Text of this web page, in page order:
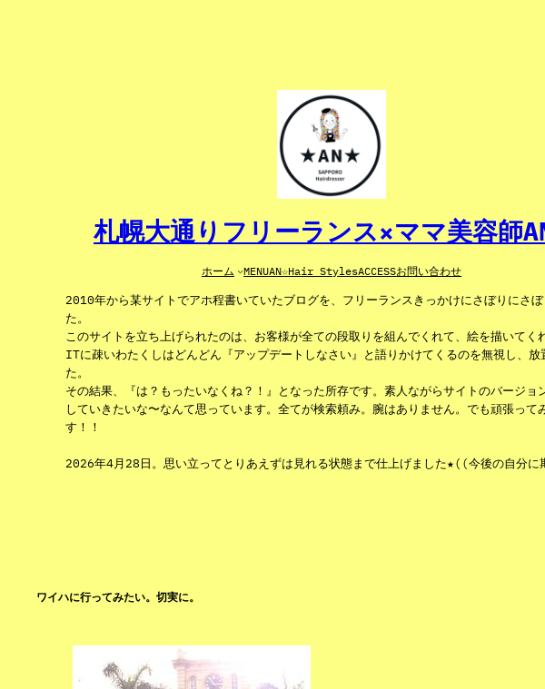
札幌大通りフリーランス×ママ美容師
ホーム MENUAN☆Hair StylesACCESSお問い合わせ
2010年から某サイトでアホ程書いていたブログを、フリーランスきっかけにさぼりにさぼ
た。
このサイトを立ち上げられたのは、お客様が全ての段取りを組んでくれて、絵を描いてく
ITに疎いわたくしはどんどん『アップデートしなさい』と語りかけてくるのを無視し、放
た。
その結果、『は？もったいなくね？！』となった所存です。素人ながらサイトのバージョ
していきたいな〜なんて思っています。全てが検索頼み。腕はありません。でも頑張って
す！！
2026年4月28日。思い立ってとりあえずは見れる状態まで仕上げました★((今後の自分
ワイハに行ってみたい。切実に。